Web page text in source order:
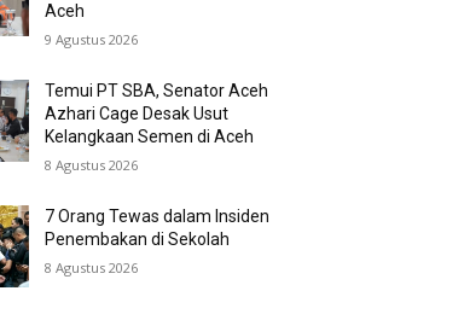
Aceh
9 Agustus 2026
Temui PT SBA, Senator Aceh
Azhari Cage Desak Usut
Kelangkaan Semen di Aceh
8 Agustus 2026
7 Orang Tewas dalam Insiden
Penembakan di Sekolah
8 Agustus 2026